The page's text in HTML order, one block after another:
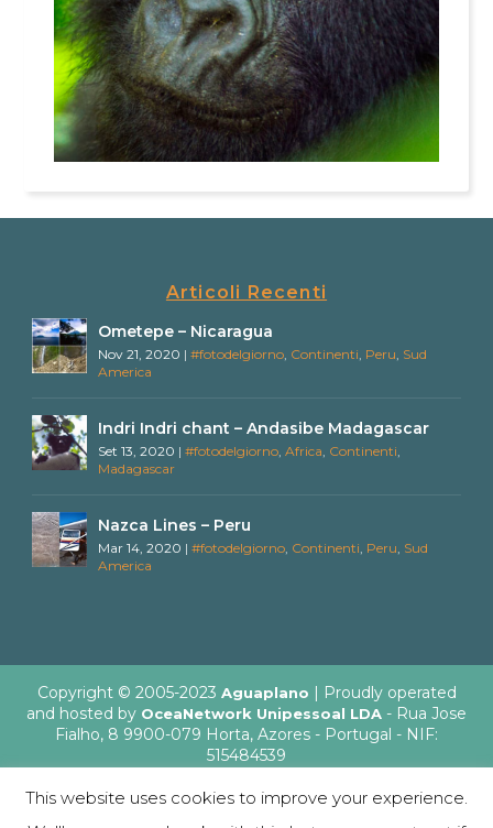
Articoli Recenti
Ometepe – Nicaragua
Nov 21, 2020 |#fotodelgiorno Continenti Peru Sud
America
Indri Indri chant – Andasibe Madagascar
Set 13, 2020 |#fotodelgiorno ,Africa Continenti
Madagascar
Nazca Lines – Peru
Mar 14, 2020 |#fotodelgiorno Continenti Peru Sud
America
Copyright © 2005-2023 Aguaplano | Proudly operated
and hosted by OceaNetwork Unipessoal LDA - Rua Jose
Fialho, 8 9900-079 Horta, Azores - Portugal - NIF:
515484539
This website uses cookies to improve your experience.